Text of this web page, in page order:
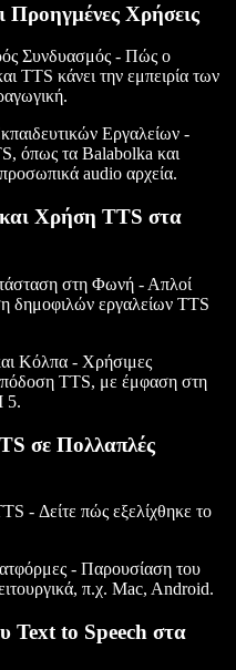
Προηγμένες Χρήσεις
Συνδυασμός - Πώς ο
TTS κάνει την εμπειρία των
Εργαλείων -
όπως τα Balabolka και
audio αρχεία.
και Χρήση TTS στα
στη Φωνή - Απλοί
δημοφιλών εργαλείων TTS
Κόλπα - Χρήσιμες
TTS, με έμφαση στη
5.
σε Πολλαπλές
- Δείτε πώς εξελίχθηκε το
- Παρουσίαση του
π.χ. Mac, Android.
Text to Speech στα